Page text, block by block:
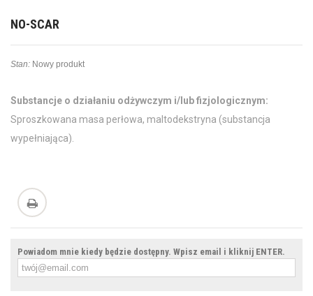
NO-SCAR
Stan: Nowy produkt
Substancje o działaniu odżywczym i/lub fizjologicznym:
Sproszkowana masa perłowa, maltodekstryna (substancja
wypełniająca).
Powiadom mnie kiedy będzie dostępny. Wpisz email i kliknij ENTER.